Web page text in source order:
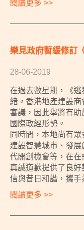
閱讀更多 >>
樂見政府暫緩修訂
28-06-2019
在過去數星期，《
緒。香港地產建設
審議，因此舉將有
國際政經形勢。
同時間，本地尚有
建設智慧城市、發
代開創機會等，在
真誠道歉提供了良
信與昔日和諧，攜手
閱讀更多 >>